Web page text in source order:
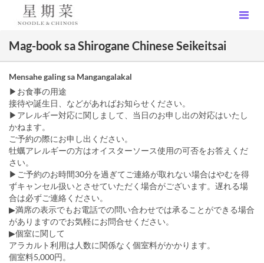
Mag-book sa Shirogane Chinese Seikeitsai
Mensahe galing sa Mangangalakal
▶お食事の用途
接待や誕生日、などがあればお知らせください。
▶アレルギー対応に関しまして、当日のお申し出の対応はいたし
かねます。
ご予約の際にお申し出ください。
牡蠣アレルギーの方はオイスターソース使用の可否をお答えくだ
さい。
▶ご予約のお時間30分を過ぎてご連絡が取れない場合はやむを得
ずキャンセル扱いとさせていただく場合がございます。遅れる場
合は必ずご連絡ください。
▶満席の表示でもお電話での問い合わせでは承ることができる場合
がありますのでお気軽にお問合せください。
▶個室に関して
アラカルト利用は人数に関係なく個室料がかかります。
個室料5,000円。